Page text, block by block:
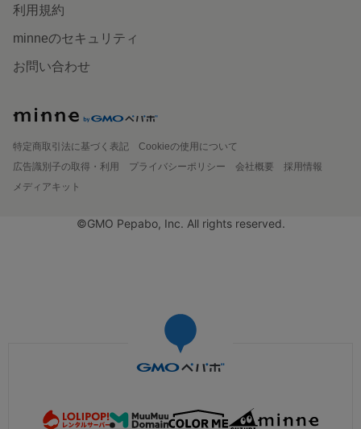
利用規約
minneのセキュリティ
お問い合わせ
特定商取引法に基づく表記
Cookieの使用について
広告識別子の取得・利用
プライバシーポリシー 会社概要
採用情報
メディアキット
©GMO Pepabo, Inc. All rights reserved.